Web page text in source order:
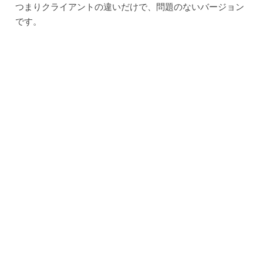
つまりクライアントの違いだけで、問題のないバージョン
です。